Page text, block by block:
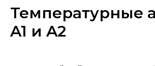
Температурные
A1 и A2